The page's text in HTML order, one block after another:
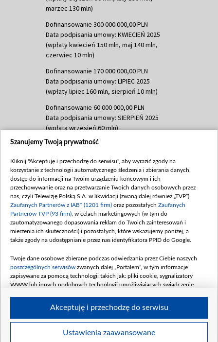
marzec 130 mln)
Dofinansowanie 300 000 000,00 PLN
Data podpisania umowy: KWIECIEŃ 2025
(wpłaty kwiecień 150 mln, maj 140 mln,
czerwiec 10 mln)
Dofinansowanie 170 000 000,00 PLN
Data podpisania umowy: LIPIEC 2025
(wpłaty lipiec 160 mln, sierpień 10 mln)
Dofinansowanie 60 000 000,00 PLN
Data podpisania umowy: SIERPIEŃ 2025
(wpłata wrzesień 60 mln)
Dofinansowanie 635 783 051,21 PLN
(wpłata wrzesień 100 mln, październik 350
mln, listopad 265 mln)
Dofinansowanie 48 862 000,00 PLN
Data podpisania umowy: GRUDZIEŃ 2025
(wpłata grudzień 60,548 mln)
Dofinansowanie 900 000 000,00 PLN
Data podpisania umowy: LUTY 2026 (wpłata
kwiecień 180 mln, 7 maja 180 mln, 8
czerwca 90 mln)
Dofinansowanie 250 000 000,00 PLN
4 sierpnia 250 mln
Szanujemy Twoją prywatność
Kliknij "Akceptuję i przechodzę do serwisu", aby wyrazić zgody na
korzystanie z technologii automatycznego śledzenia i zbierania danych,
dostęp do informacji na Twoim urządzeniu końcowym i ich
przechowywanie oraz na przetwarzanie Twoich danych osobowych przez
nas, czyli Telewizję Polską S.A. w likwidacji (zwaną dalej również „TVP”),
Zaufanych Partnerów z IAB* (1201 firm) oraz pozostałych Zaufanych
Partnerów TVP (93 firm) , w celach marketingowych (w tym do
zautomatyzowanego dopasowania reklam do Twoich zainteresowań i
mierzenia ich skuteczności) i pozostałych, które wskazujemy poniżej, a
także zgody na udostępnianie przez nas identyfikatora PPID do Google.
Twoje dane osobowe zbierane podczas odwiedzania przez Ciebie naszych
poszczególnych serwisów zwanych dalej „Portalem”, w tym informacje
zapisywane za pomocą technologii takich jak: pliki cookie, sygnalizatory
WWW lub innych podobnych technologii umożliwiających świadczenie
Twoje dane osobowe zbierane podczas odwiedzania przez Ciebie
Ustawienia zaawansowane
Akceptuję i przechodzę do serwisu